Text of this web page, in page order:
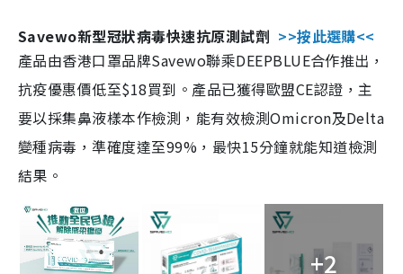
Savewo新型冠狀病毒快速抗原測試劑 >>按此選購<<
產品由香港口罩品牌Savewo聯乘DEEPBLUE合作推出，
抗疫優惠價低至$18買到。產品已獲得歐盟CE認證，主
要以採集鼻液樣本作檢測，能有效檢測Omicron及Delta
變種病毒，準確度達至99%，最快15分鐘就能知道檢測
結果。
+2